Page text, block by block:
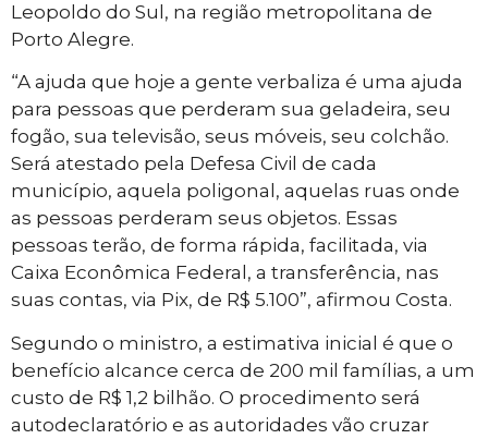
Leopoldo do Sul, na região metropolitana de
Porto Alegre.
“A ajuda que hoje a gente verbaliza é uma ajuda
para pessoas que perderam sua geladeira, seu
fogão, sua televisão, seus móveis, seu colchão.
Será atestado pela Defesa Civil de cada
município, aquela poligonal, aquelas ruas onde
as pessoas perderam seus objetos. Essas
pessoas terão, de forma rápida, facilitada, via
Caixa Econômica Federal, a transferência, nas
suas contas, via Pix, de R$ 5.100”, afirmou Costa.
Segundo o ministro, a estimativa inicial é que o
benefício alcance cerca de 200 mil famílias, a um
custo de R$ 1,2 bilhão. O procedimento será
autodeclaratório e as autoridades vão cruzar